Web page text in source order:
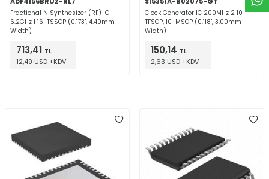
Fractional N Synthesizer (RF) IC
6.2GHz 1 16-TSSOP (0.173", 4.40mm
Width)
713,41 TL
12,49 USD +KDV
Clock Generator IC 200MHz 2 10-
TFSOP, 10-MSOP (0.118", 3.00mm
Width)
150,14 TL
2,63 USD +KDV